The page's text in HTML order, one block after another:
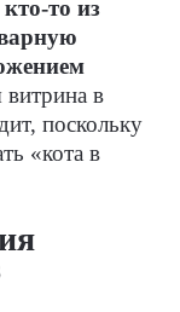
то из
витрина в
поскольку
«кота в